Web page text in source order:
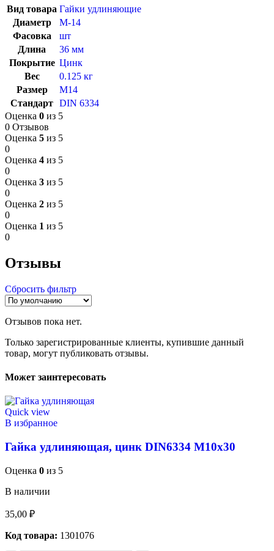
Вид товара Гайки удлиняющие
Диаметр
М-14
Фасовка
шт
Длина
36 мм
Покрытие Цинк
Вес
0.125 кг
Размер
M14
Стандарт DIN 6334
Оценка 0 из 5
0 Отзывов
Оценка 5 из 5
0
Оценка 4 из 5
0
Оценка 3 из 5
0
Оценка 2 из 5
0
Оценка 1 из 5
0
Отзывы
Сбросить фильтр
Отзывов пока нет.
Только зарегистрированные клиенты, купившие данный
товар, могут публиковать отзывы.
Может заинтересовать
Quick view
В избранное
Гайка удлиняющая, цинк DIN6334 М10х30
Оценка 0 из 5
В наличии
35,00 ₽
Код товара: 1301076